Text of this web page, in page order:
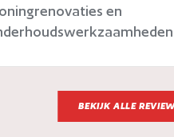
en
BEKIJK ALLE